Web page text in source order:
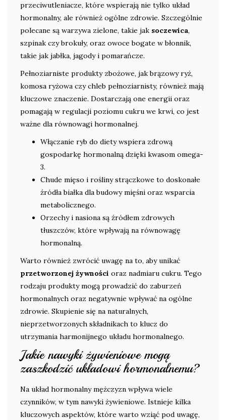
przeciwutleniacze, które wspierają nie tylko układ
hormonalny, ale również ogólne zdrowie. Szczególnie
polecane są warzywa zielone, takie jak soczewica,
szpinak czy brokuły, oraz owoce bogate w błonnik,
takie jak jabłka, jagody i pomarańcze.
Pełnoziarniste produkty zbożowe, jak brązowy ryż,
komosa ryżowa czy chleb pełnoziarnisty, również mają
kluczowe znaczenie. Dostarczają one energii oraz
pomagają w regulacji poziomu cukru we krwi, co jest
ważne dla równowagi hormonalnej.
Włączanie ryb do diety wspiera zdrową
gospodarkę hormonalną dzięki kwasom omega-
3.
Chude mięso i rośliny strączkowe to doskonałe
źródła białka dla budowy mięśni oraz wsparcia
metabolicznego.
Orzechy i nasiona są źródłem zdrowych
tłuszczów, które wpływają na równowagę
hormonalną.
Warto również zwrócić uwagę na to, aby unikać
przetworzonej żywności oraz nadmiaru cukru. Tego
rodzaju produkty mogą prowadzić do zaburzeń
hormonalnych oraz negatywnie wpływać na ogólne
zdrowie. Skupienie się na naturalnych,
nieprzetworzonych składnikach to klucz do
utrzymania harmonijnego układu hormonalnego.
Jakie nawyki żywieniowe mogą
zaszkodzić układowi hormonalnemu?
Na układ hormonalny mężczyzn wpływa wiele
czynników, w tym nawyki żywieniowe. Istnieje kilka
kluczowych aspektów, które warto wziąć pod uwagę,